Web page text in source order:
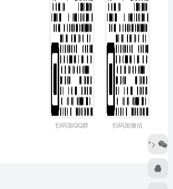
扫码加QQ群 扫码加微信
">